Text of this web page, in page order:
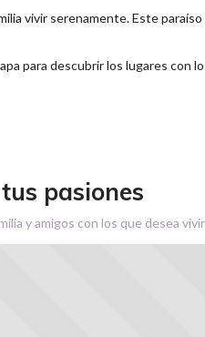
vivir serenamente. Este
para descubrir los lugares con
pasiones
y amigos con los que desea